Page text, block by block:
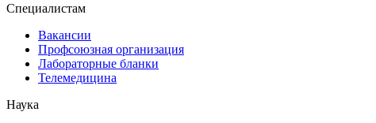
Специалистам
Вакансии
Профсоюзная организация
Лабораторные бланки
Телемедицина
Наука